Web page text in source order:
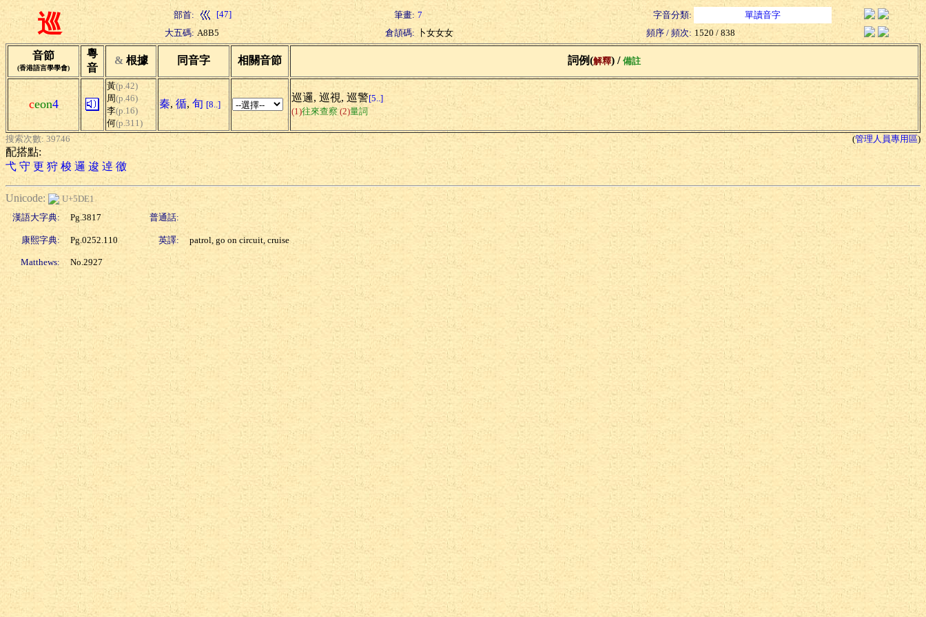
巡 部首: [47] 筆畫: 7 字音分類:
單讀音字
大五碼: A8B5 倉頡碼: 卜女女女 頻序 / 頻次: 1520 / 838
音節
(香港語言學學會)
粵
音
& 根據 同音字 相關音節 詞例(解釋) / 備註
ceon4
黃(p.42)
周(p.46)
李(p.16)
何(p.311)
秦, 循, 旬 [8..]
巡邏, 巡視, 巡警[5..]
(1)往來查察(2)量詞
搜索次數: 39746 (管理人員專用區)
配搭點:
弋 守 更 狩 梭 邏 逡 逴 徼
Unicode:
U+5DE1
漢語大字典:
Pg.3817 普通話:
康熙字典: Pg.0252.110 英譯: patrol, go on circuit, cruise
Matthews: No.2927